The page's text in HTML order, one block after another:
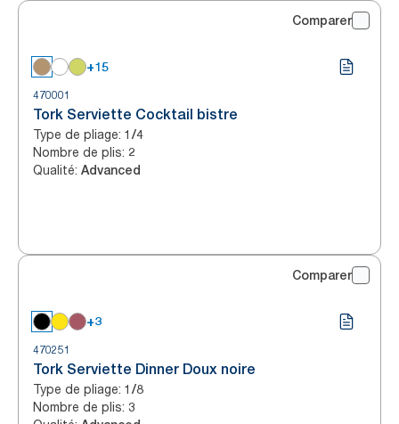
Comparer
+15
470001
Tork Serviette Cocktail bistre
Type de pliage: 1/4
Nombre de plis: 2
Qualité: Advanced
Comparer
+3
470251
Tork Serviette Dinner Doux noire
Type de pliage: 1/8
Nombre de plis: 3